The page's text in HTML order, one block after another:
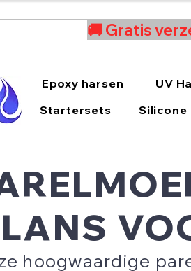
🚚 Gratis
Epoxy harsen UV
Startersets
Silicone
hoogwaardige